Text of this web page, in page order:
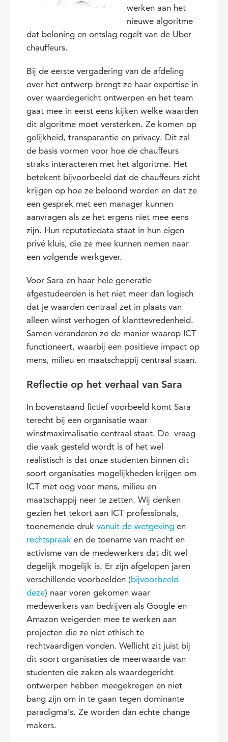
werken aan het
nieuwe algoritme
dat beloning en ontslag regelt van de Uber
chauffeurs.
Bij de eerste vergadering van de afdeling
over het ontwerp brengt ze haar expertise in
over waardegericht ontwerpen en het team
gaat mee in eerst eens kijken welke waarden
dit algoritme moet versterken. Ze komen op
gelijkheid, transparantie en privacy. Dit zal
de basis vormen voor hoe de chauffeurs
straks interacteren met het algoritme. Het
betekent bijvoorbeeld dat de chauffeurs zicht
krijgen op hoe ze beloond worden en dat ze
een gesprek met een manager kunnen
aanvragen als ze het ergens niet mee eens
zijn. Hun reputatiedata staat in hun eigen
privé kluis, die ze mee kunnen nemen naar
een volgende werkgever.
Voor Sara en haar hele generatie
afgestudeerden is het niet meer dan logisch
dat je waarden centraal zet in plaats van
alleen winst verhogen of klanttevredenheid.
Samen veranderen ze de manier waarop ICT
functioneert, waarbij een positieve impact op
mens, milieu en maatschappij centraal staan.
Reflectie op het verhaal van Sara
In bovenstaand fictief voorbeeld komt Sara
terecht bij een organisatie waar
winstmaximalisatie centraal staat. De vraag
die vaak gesteld wordt is of het wel
realistisch is dat onze studenten binnen dit
soort organisaties mogelijkheden krijgen om
ICT met oog voor mens, milieu en
maatschappij neer te zetten. Wij denken
gezien het tekort aan ICT professionals,
toenemende druk vanuit de wetgeving en
rechtspraak en de toename van macht en
activisme van de medewerkers dat dit wel
degelijk mogelijk is. Er zijn afgelopen jaren
verschillende voorbeelden (bijvoorbeeld
deze) naar voren gekomen waar
medewerkers van bedrijven als Google en
Amazon weigerden mee te werken aan
projecten die ze niet ethisch te
rechtvaardigen vonden. Wellicht zit juist bij
dit soort organisaties de meerwaarde van
studenten die zaken als waardegericht
ontwerpen hebben meegekregen en niet
bang zijn om in te gaan tegen dominante
paradigma’s. Ze worden dan echte change
makers.